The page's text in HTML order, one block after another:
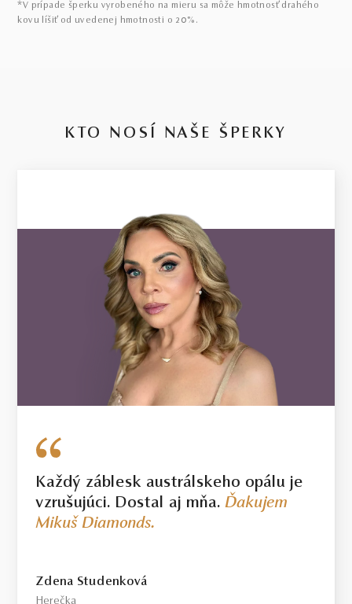
*V prípade šperku vyrobeného na mieru sa môže hmotnosť drahého
kovu líšiť od uvedenej hmotnosti o 20%.
KTO NOSÍ NAŠE ŠPERKY
Každý záblesk austrálskeho opálu je
vzrušujúci. Dostal aj mňa.Ďakujem
Mikuš Diamonds.
Zdena Studenková
Herečka